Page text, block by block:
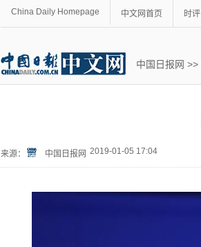
China Daily Homepage 中文网首页 时评
中国日报网 >>
来源： 中国日报网 2019-01-05 17:04